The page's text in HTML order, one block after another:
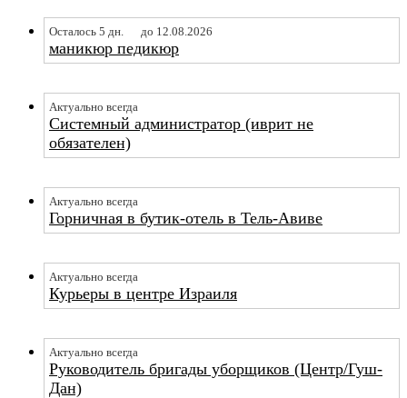
Осталось 5 дн. до 12.08.2026
маникюр педикюр
Актуально всегда
Системный администратор (иврит не
обязателен)
Актуально всегда
Горничная в бутик-отель в Тель-Авиве
Актуально всегда
Курьеры в центре Израиля
Актуально всегда
Руководитель бригады уборщиков (Центр/Гуш-
Дан)